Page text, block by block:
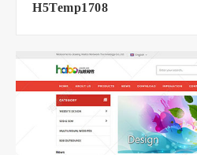
H5Temp1708